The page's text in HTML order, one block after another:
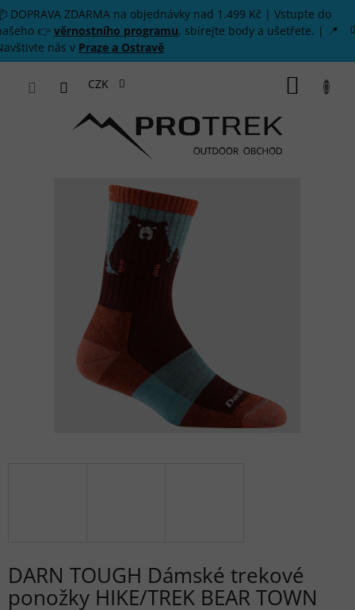
Přejít na obsah
DOPRAVA ZDARMA na objednávky nad 1.499 Kč | Vstupte do
👉 věrnostního programu, sbírejte body a ušetřete. | 📍
nás v Praze a Ostravě
CZK
DARN TOUGH Dámské trekové
ponožky HIKE/TREK BEAR TOWN